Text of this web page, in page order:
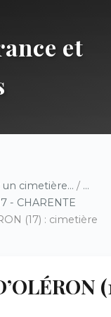
et
un cimetière... / ...
- CHARENTE
(17) : cimetière